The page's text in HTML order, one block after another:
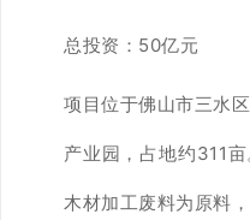
总投资： 50亿元
项目位于佛山市三水
产业园，占地约311
木材加工废料为原料